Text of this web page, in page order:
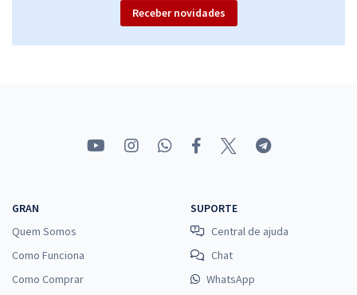
Receber novidades
GRAN
Quem Somos
Como Funciona
Como Comprar
SUPORTE
Central de ajuda
Chat
WhatsApp